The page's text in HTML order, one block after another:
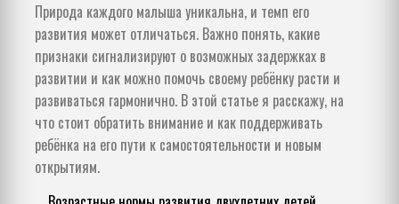
Природа каждого малыша уникальна, и темп его
развития может отличаться. Важно понять, какие
признаки сигнализируют о возможных задержках в
развитии и как можно помочь своему ребёнку расти и
развиваться гармонично. В этой статье я расскажу, на
что стоит обратить внимание и как поддерживать
ребёнка на его пути к самостоятельности и новым
открытиям.